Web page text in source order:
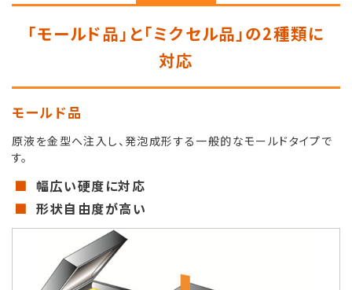
「モールド品」と「ミクセル品」の2種類に
対応
モールド品
原液を金型へ注入し、発泡成形する一般的なモールドタイプで
す。
幅広い硬度に対応
形状自由度が高い